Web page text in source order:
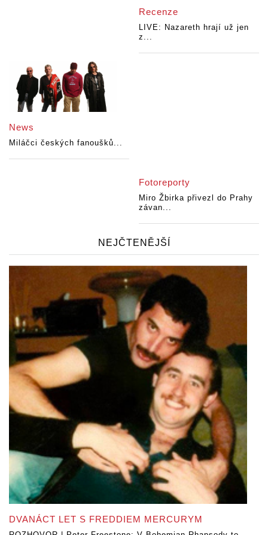
Recenze
LIVE: Nazareth hrají už jen
z...
News
Miláčci českých fanoušků...
Fotoreporty
Miro Žbirka přivezl do Prahy
závan...
NEJČTENĚJŠÍ
DVANÁCT LET S FREDDIEM MERCURYM